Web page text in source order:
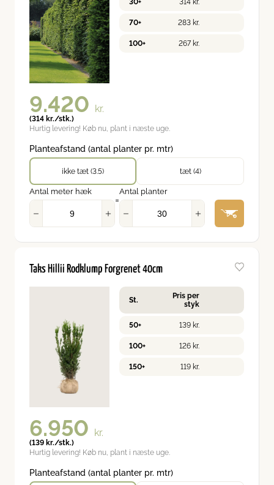
30+ 314 kr.
70+ 283 kr.
100+ 267 kr.
Planteafstand (antal planter pr. mtr)
ikke tæt (3.5) tæt (4)
Antal meter hæk
=
Antal planter
9.420 kr.
(314 kr./stk.)
Hurtig levering! Køb nu, plant i næste uge.
Taks Hillii Rodklump Forgrenet 40cm
St.
Pris per
styk
50+ 139 kr.
100+ 126 kr.
150+ 119 kr.
Planteafstand (antal planter pr. mtr)
6.950 kr.
(139 kr./stk.)
Hurtig levering! Køb nu, plant i næste uge.